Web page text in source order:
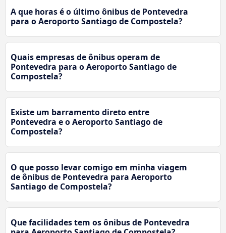
A que horas é o último ônibus de Pontevedra
para o Aeroporto Santiago de Compostela?
Quais empresas de ônibus operam de
Pontevedra para o Aeroporto Santiago de
Compostela?
Existe um barramento direto entre
Pontevedra e o Aeroporto Santiago de
Compostela?
O que posso levar comigo em minha viagem
de ônibus de Pontevedra para Aeroporto
Santiago de Compostela?
Que facilidades tem os ônibus de Pontevedra